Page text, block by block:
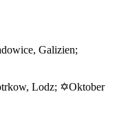
Galizien;
Lodz; ✡Oktober